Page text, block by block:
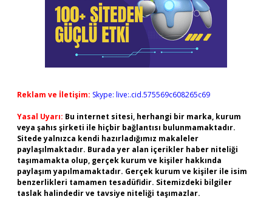
Reklam ve İletişim: Skype: live:.cid.575569c608265c69
Yasal Uyarı: Bu internet sitesi, herhangi bir marka, kurum
veya şahıs şirketi ile hiçbir bağlantısı bulunmamaktadır.
Sitede yalnızca kendi hazırladığımız makaleler
paylaşılmaktadır. Burada yer alan içerikler haber niteliği
taşımamakta olup, gerçek kurum ve kişiler hakkında
paylaşım yapılmamaktadır. Gerçek kurum ve kişiler ile isim
benzerlikleri tamamen tesadüfidir. Sitemizdeki bilgiler
taslak halindedir ve tavsiye niteliği taşımazlar.